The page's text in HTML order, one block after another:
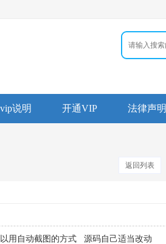
vip说明 开通VIP 法律声明
返回列表
用自动截图的方式 源码自己适当改动